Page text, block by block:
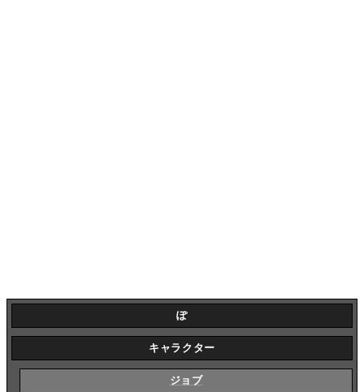
ぽ
キャラクター
ジョブ